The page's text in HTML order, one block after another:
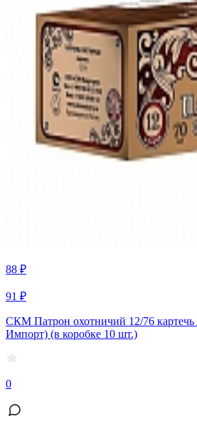
88 ₽
91 ₽
СКМ Патрон охотничий 12/76
Импорт) (в коробке 10 шт.)
0